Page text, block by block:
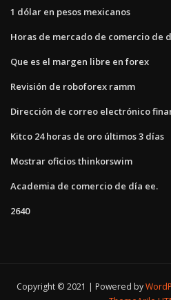
1 dólar en pesos mexicanos
Horas de mercado de comercio de
Que es el margen libre en forex
Revisión de roboforex ramm
Dirección de correo electrónico
Kitco 24 horas de oro últimos 3 días
Mostrar oficios thinkorswim
Academia de comercio de día ee.
2640
Copyright © 2021 | Powered by